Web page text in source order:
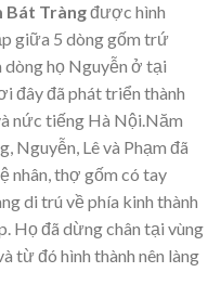
Bát Tràngđược hình
giữa 5 dòng gốm trứ
dòng họ Nguyễn ở tại
đây đã phát triển thành
nức tiếng Hà Nội.Năm
Nguyễn, Lê và Phạm đã
nhân, thợ gốm có tay
di trú về phía kinh thành
Họ đã dừng chân tại vùng
từ đó hình thành nên làng